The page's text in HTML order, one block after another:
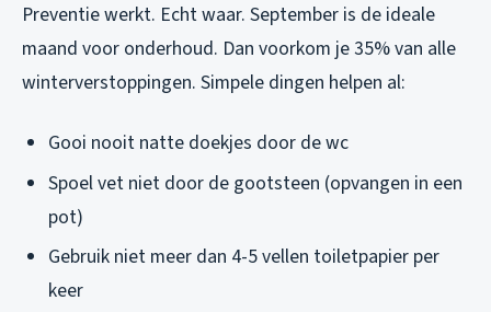
Preventie werkt. Echt waar. September is de ideale
maand voor onderhoud. Dan voorkom je 35% van alle
winterverstoppingen. Simpele dingen helpen al:
Gooi nooit natte doekjes door de wc
Spoel vet niet door de gootsteen (opvangen in een
pot)
Gebruik niet meer dan 4-5 vellen toiletpapier per
keer